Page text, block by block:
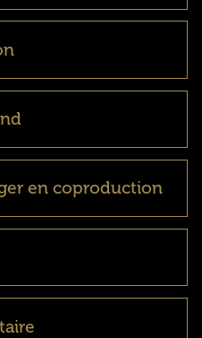
en coproduction